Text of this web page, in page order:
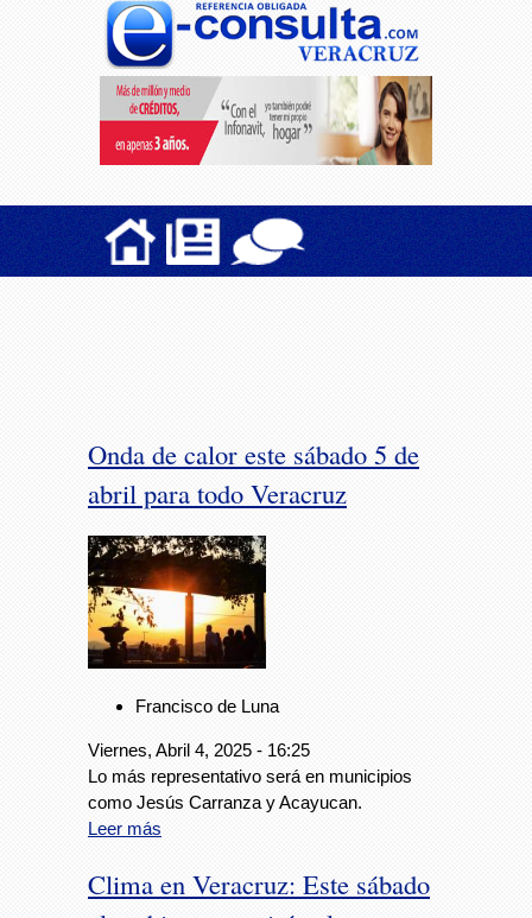
Onda de calor este sábado 5 de
abril para todo Veracruz
Francisco de Luna
Viernes, Abril 4, 2025 - 16:25
Lo más representativo será en municipios
como Jesús Carranza y Acayucan.
Leer más
Clima en Veracruz: Este sábado